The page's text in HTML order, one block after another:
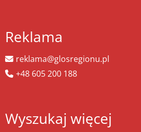
Reklama
reklama@glosregionu.pl
+48 605 200 188
Wyszukaj więcej